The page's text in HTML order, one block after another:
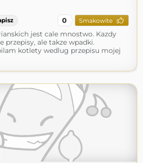
0 Smakowite
jest cale mnostwo. Kazdy
przepisy, ale takze wpadki.
kotlety wedlug przepisu mojej